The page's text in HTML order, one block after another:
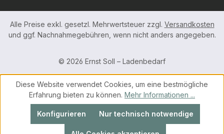
Alle Preise exkl. gesetzl. Mehrwertsteuer zzgl. Versandkosten
und ggf. Nachnahmegebühren, wenn nicht anders angegeben.
© 2026 Ernst Soll – Ladenbedarf
Diese Website verwendet Cookies, um eine bestmögliche
Erfahrung bieten zu können. Mehr Informationen ...
Nur technisch notwendige
Konfigurieren